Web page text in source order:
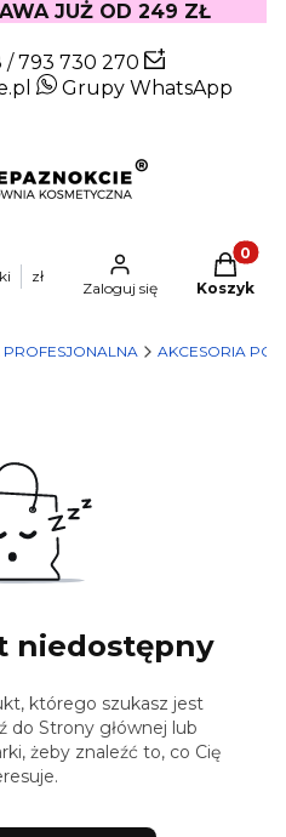
JUŻ OD 249 ZŁ
/793 730 270
Grupy WhatsApp
zł
Zaloguj się Koszyk
PROFESJONALNA AKCESORIA
niedostępny
którego szukasz jest
do Strony głównej lub
żeby znaleźć to, co Cię